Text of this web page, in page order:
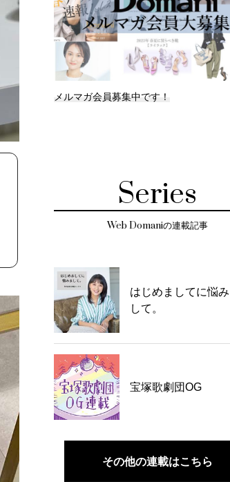
メルマガ会員募集中です！
Series
Web Domaniの連載記事
はじめましてに悩み
して。
宝塚歌劇団OG
その他の連載はこちら